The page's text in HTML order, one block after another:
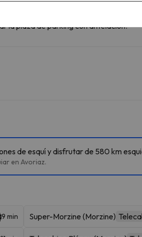
la plaza de parking con antelación.
de esquí y disfrutar de 580 km
en Avoriaz.
9 min Super-Morzine (Morzine)